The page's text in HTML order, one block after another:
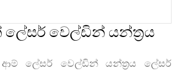
ලේසර් වෙල්ඩින් යන්ත්‍රය
ලේසර් වෙල්ඩින් යන්ත්‍රය ලේසර්